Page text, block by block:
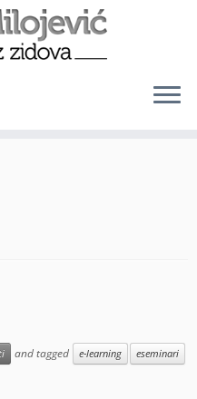
and tagged e-learning
eseminari